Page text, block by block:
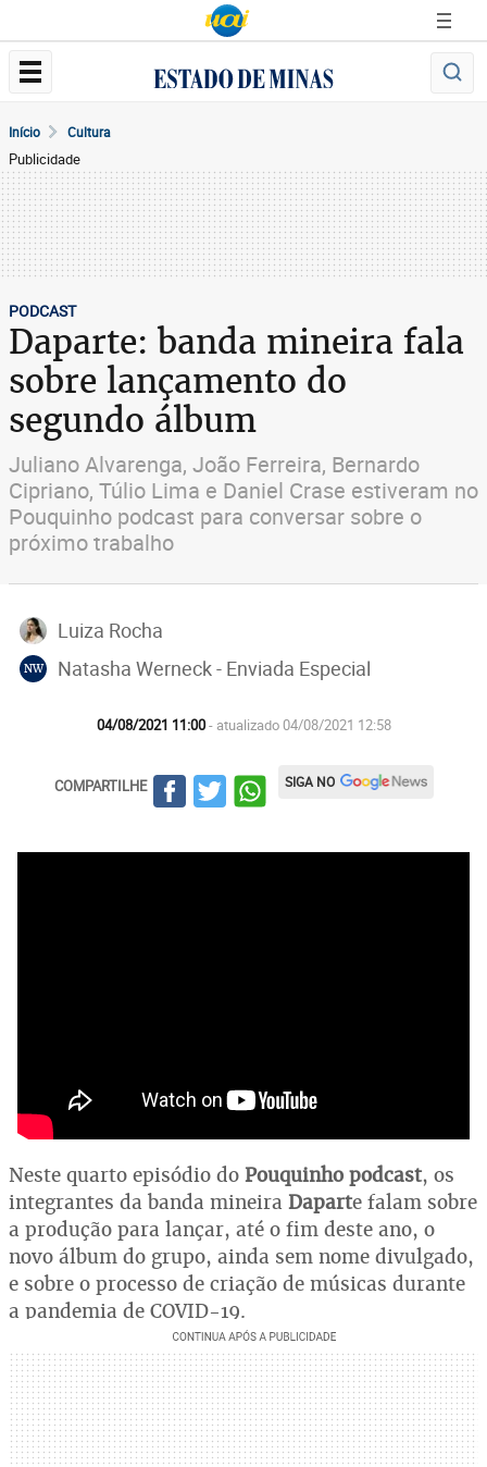
Início Cultura
Publicidade
PODCAST
Daparte: banda mineira fala
sobre lançamento do
segundo álbum
Juliano Alvarenga, João Ferreira, Bernardo
Cipriano, Túlio Lima e Daniel Crase estiveram no
Pouquinho podcast para conversar sobre o
próximo trabalho
Luiza Rocha
NW Natasha Werneck - Enviada Especial
04/08/2021 11:00- atualizado 04/08/2021 12:58
COMPARTILHE SIGA NO
Neste quarto episódio do Pouquinho podcast, os
integrantes da banda mineira Daparte falam sobre
a produção para lançar, até o fim deste ano, o
novo álbum do grupo, ainda sem nome divulgado,
e sobre o processo de criação de músicas durante
a pandemia de COVID-19.